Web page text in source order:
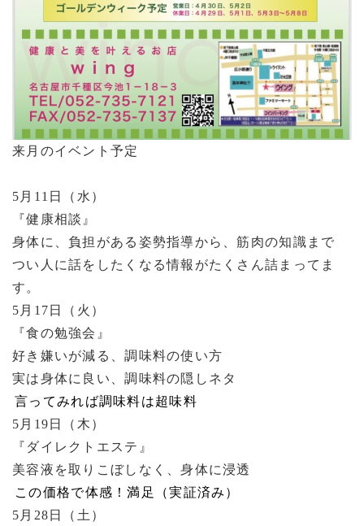
来月のイベント予定
5月11日（水）
『健康相談』
身体に、負担がある姿勢指導から、筋肉の知識まで
つい人に話をしたくなる情報がたくさん詰まってま
す。
5月17日（火）
『食の勉強会』
好き嫌いが減る、調味料の使い方
実は身体に良い、調味料の隠しネタ
言ってみれば調味料は超味料
5月19日（木）
『ダイレクトエステ』
美容液を取りこぼしなく、身体に浸透
この価格で体感！満足（実証済み）
5月28日（土）